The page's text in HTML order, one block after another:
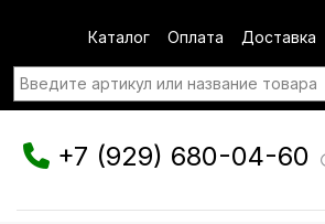
Каталог Оплата Доставка
+7 (929) 680-04-60